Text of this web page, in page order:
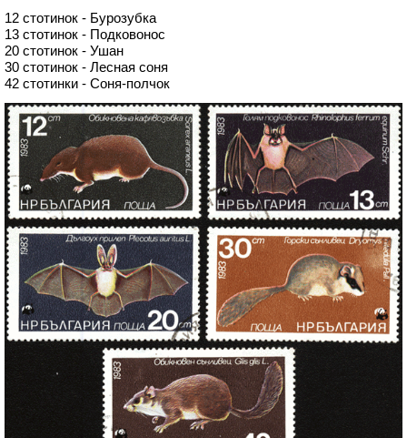
12 стотинок - Бурозубка
13 стотинок - Подковонос
20 стотинок - Ушан
30 стотинок - Лесная соня
42 стотинки - Соня-полчок